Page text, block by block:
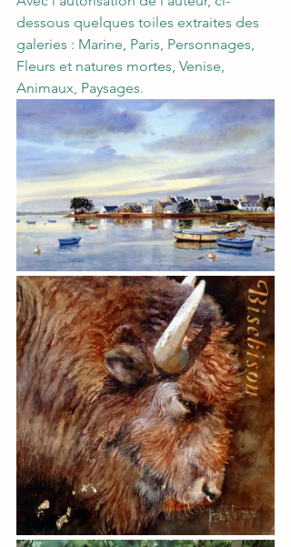
dessous quelques toiles extraites des
galeries : Marine, Paris, Personnages,
Fleurs et natures mortes, Venise,
Animaux, Paysages.